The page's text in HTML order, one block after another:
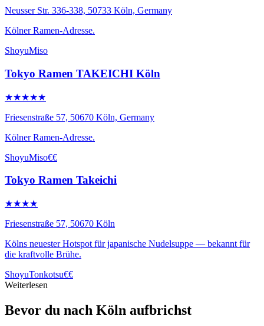
Neusser Str. 336-338, 50733 Köln, Germany
Kölner Ramen-Adresse.
ShoyuMiso
Tokyo Ramen TAKEICHI Köln
★★★★★
Friesenstraße 57, 50670 Köln, Germany
Kölner Ramen-Adresse.
ShoyuMiso€€
Tokyo Ramen Takeichi
★★★★
Friesenstraße 57, 50670 Köln
Kölns neuester Hotspot für japanische Nudelsuppe — bekannt für
die kraftvolle Brühe.
ShoyuTonkotsu€€
Weiterlesen
Bevor du nach Köln aufbrichst